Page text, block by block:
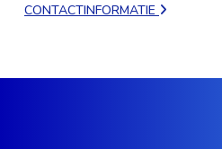
CONTACTINFORMATIE